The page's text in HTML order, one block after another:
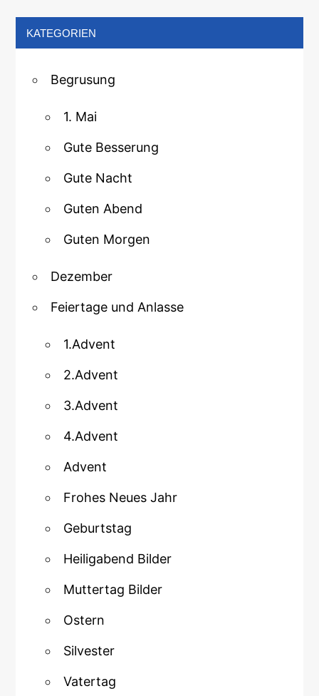
KATEGORIEN
Begrusung
1. Mai
Gute Besserung
Gute Nacht
Guten Abend
Guten Morgen
Dezember
Feiertage und Anlasse
1.Advent
2.Advent
3.Advent
4.Advent
Advent
Frohes Neues Jahr
Geburtstag
Heiligabend Bilder
Muttertag Bilder
Ostern
Silvester
Vatertag